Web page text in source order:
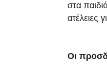
στα
ατέλειες
Οι